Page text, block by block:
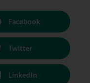
Facebook
Twitter
LinkedIn